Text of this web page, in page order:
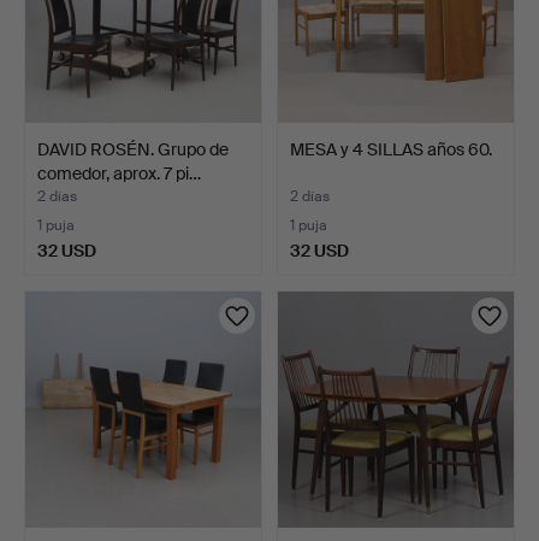
DAVID ROSÉN. Grupo de
comedor, aprox. 7 pi…
2 días
1 puja
32 USD
MESA y 4 SILLAS años 60.
2 días
1 puja
32 USD